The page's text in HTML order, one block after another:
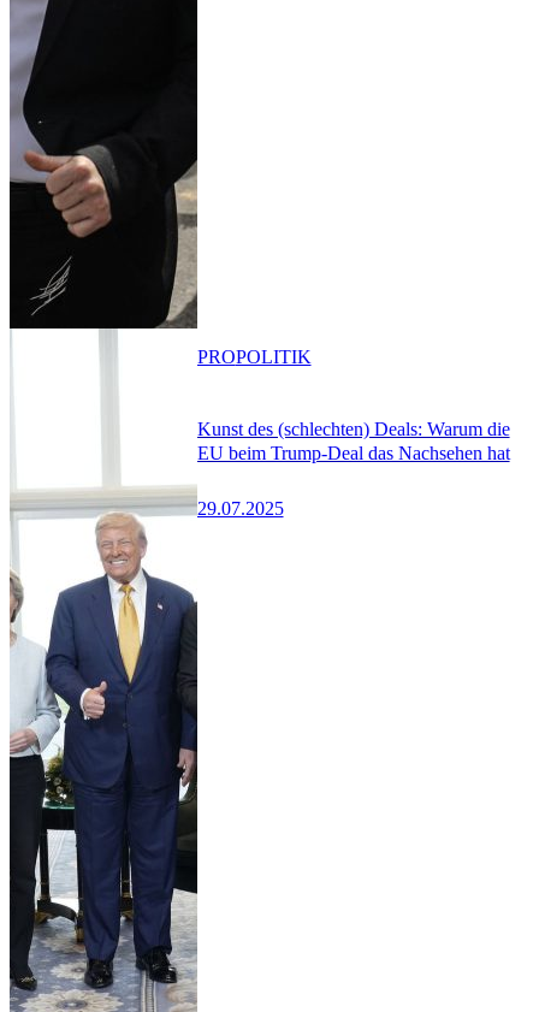
Kunst des (schlechten) Deals: Warum die
EU beim Trump-Deal das Nachsehen hat
29.07.2025
PROPOLITIK